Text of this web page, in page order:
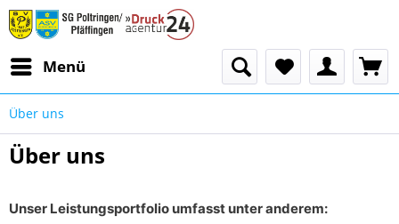
Menü
Über uns
Über uns
Unser Leistungsportfolio umfasst unter anderem: